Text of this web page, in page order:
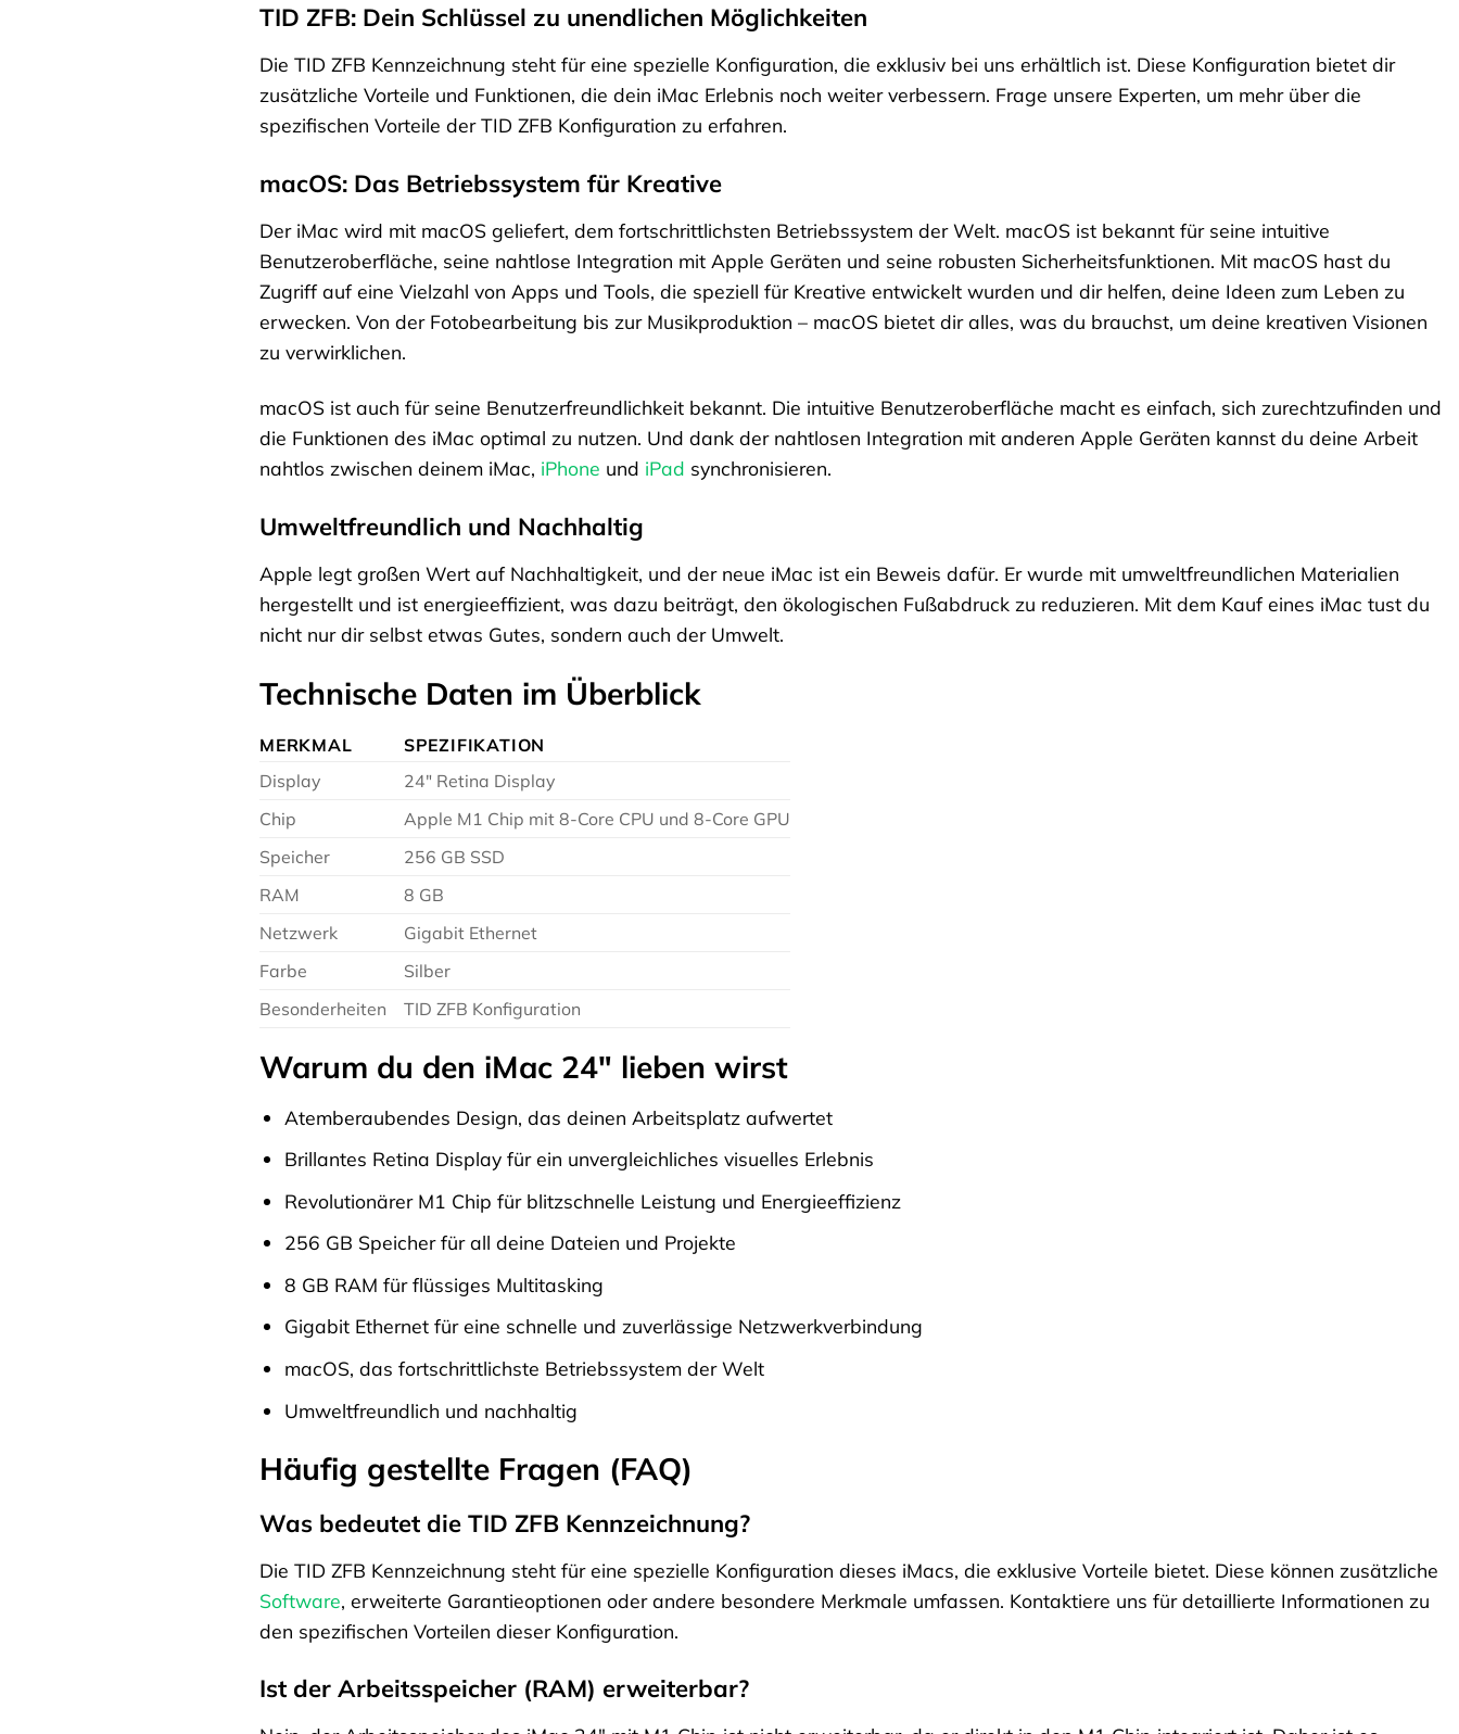
TID ZFB: Dein Schlüssel zu unendlichen Möglichkeiten
Die TID ZFB Kennzeichnung steht für eine spezielle Konfiguration, die exklusiv bei uns erhältlich ist. Diese Konfiguration bietet dir
zusätzliche Vorteile und Funktionen, die dein iMac Erlebnis noch weiter verbessern. Frage unsere Experten, um mehr über die
spezifischen Vorteile der TID ZFB Konfiguration zu erfahren.
macOS: Das Betriebssystem für Kreative
Der iMac wird mit macOS geliefert, dem fortschrittlichsten Betriebssystem der Welt. macOS ist bekannt für seine intuitive
Benutzeroberfläche, seine nahtlose Integration mit Apple Geräten und seine robusten Sicherheitsfunktionen. Mit macOS hast du
Zugriff auf eine Vielzahl von Apps und Tools, die speziell für Kreative entwickelt wurden und dir helfen, deine Ideen zum Leben zu
erwecken. Von der Fotobearbeitung bis zur Musikproduktion – macOS bietet dir alles, was du brauchst, um deine kreativen Visionen
zu verwirklichen.
macOS ist auch für seine Benutzerfreundlichkeit bekannt. Die intuitive Benutzeroberfläche macht es einfach, sich zurechtzufinden und
die Funktionen des iMac optimal zu nutzen. Und dank der nahtlosen Integration mit anderen Apple Geräten kannst du deine Arbeit
nahtlos zwischen deinem iMac, iPhone und iPad synchronisieren.
Umweltfreundlich und Nachhaltig
Apple legt großen Wert auf Nachhaltigkeit, und der neue iMac ist ein Beweis dafür. Er wurde mit umweltfreundlichen Materialien
hergestellt und ist energieeffizient, was dazu beiträgt, den ökologischen Fußabdruck zu reduzieren. Mit dem Kauf eines iMac tust du
nicht nur dir selbst etwas Gutes, sondern auch der Umwelt.
Technische Daten im Überblick
MERKMAL
SPEZIFIKATION
Display
24″ Retina Display
Chip
Apple M1 Chip mit 8-Core CPU und 8-Core GPU
Speicher
256 GB SSD
RAM
8 GB
Netzwerk
Gigabit Ethernet
Farbe
Silber
Besonderheiten
TID ZFB Konfiguration
Warum du den iMac 24″ lieben wirst
Atemberaubendes Design, das deinen Arbeitsplatz aufwertet
Brillantes Retina Display für ein unvergleichliches visuelles Erlebnis
Revolutionärer M1 Chip für blitzschnelle Leistung und Energieeffizienz
256 GB Speicher für all deine Dateien und Projekte
8 GB RAM für flüssiges Multitasking
Gigabit Ethernet für eine schnelle und zuverlässige Netzwerkverbindung
macOS, das fortschrittlichste Betriebssystem der Welt
Umweltfreundlich und nachhaltig
Häufig gestellte Fragen (FAQ)
Was bedeutet die TID ZFB Kennzeichnung?
Die TID ZFB Kennzeichnung steht für eine spezielle Konfiguration dieses iMacs, die exklusive Vorteile bietet. Diese können zusätzliche
Software, erweiterte Garantieoptionen oder andere besondere Merkmale umfassen. Kontaktiere uns für detaillierte Informationen zu
den spezifischen Vorteilen dieser Konfiguration.
Ist der Arbeitsspeicher (RAM) erweiterbar?